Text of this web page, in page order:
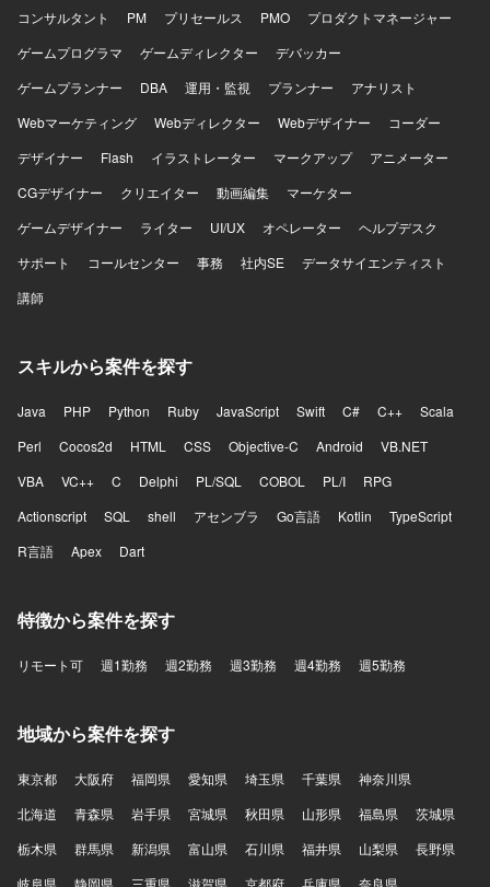
コンサルタント
PM プリセールス PMO
プロダクトマネージャー
ゲームプログラマ
ゲームディレクター
デバッカー
ゲームプランナー
DBA 運用・監視 プランナー
アナリスト
Webマーケティング
Webディレクター Webデザイナー
コーダー
デザイナー
Flash イラストレーター マークアップ
アニメーター
CGデザイナー
クリエイター 動画編集
マーケター
ゲームデザイナー
ライター UI/UX オペレーター
ヘルプデスク
サポート
コールセンター 事務 社内SE
データサイエンティスト
講師
スキルから案件を探す
Java PHP Python Ruby JavaScript Swift C# C++
Scala
Perl
Cocos2d HTML CSS Objective-C Android
VB.NET
VBA
VC++ C Delphi PL/SQL COBOL PL/I
RPG
Actionscript
SQL shell アセンブラ Go言語 Kotlin
TypeScript
R言語
Apex Dart
特徴から案件を探す
リモート可 週1勤務 週2勤務 週3勤務 週4勤務 週5勤務
地域から案件を探す
東京都 大阪府 福岡県 愛知県 埼玉県 千葉県
神奈川県
北海道
青森県 岩手県 宮城県 秋田県 山形県 福島県
茨城県
栃木県
群馬県 新潟県 富山県 石川県 福井県 山梨県
長野県
岐阜県
静岡県 三重県 滋賀県 京都府 兵庫県 奈良県